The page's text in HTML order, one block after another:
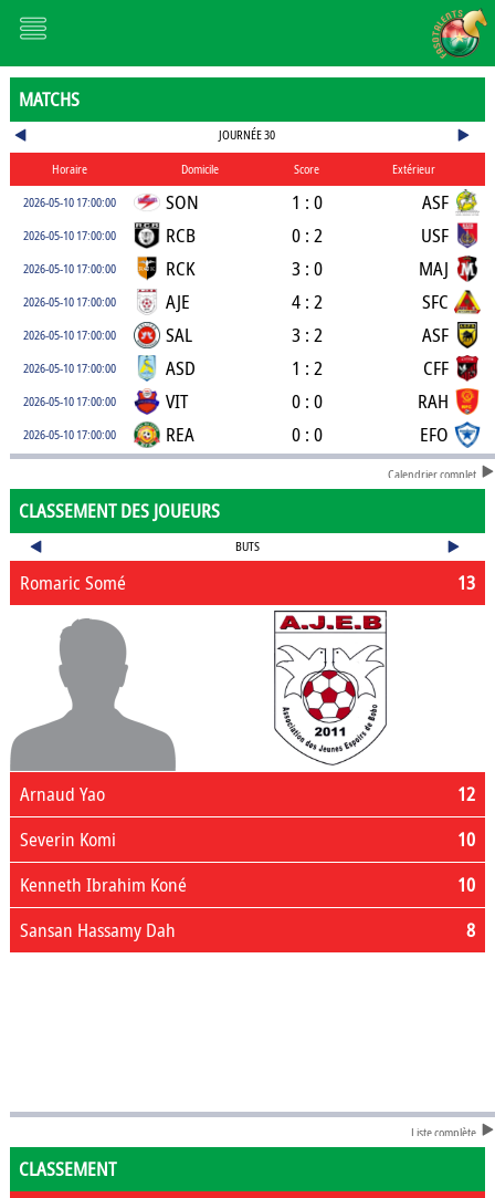
MATCHS
JOURNÉE 30
Horaire Domicile Score
Extérieur
2026-05-10 17:00:00
SON 1 : 0 ASF
2026-05-10 17:00:00 RCB 0 : 2 USF
2026-05-10 17:00:00 RCK 3 : 0 MAJ
2026-05-10 17:00:00 AJE 4 : 2 SFC
2026-05-10 17:00:00 SAL 3 : 2 ASF
2026-05-10 17:00:00 ASD 1 : 2 CFF
2026-05-10 17:00:00 VIT 0 : 0 RAH
2026-05-10 17:00:00 REA 0 : 0 EFO
Calendrier complet
CLASSEMENT DES JOUEURS
BUTS
13
Romaric Somé
12
Arnaud Yao
10
Severin Komi
10
Kenneth Ibrahim Koné
8
Sansan Hassamy Dah
Liste complète
CLASSEMENT